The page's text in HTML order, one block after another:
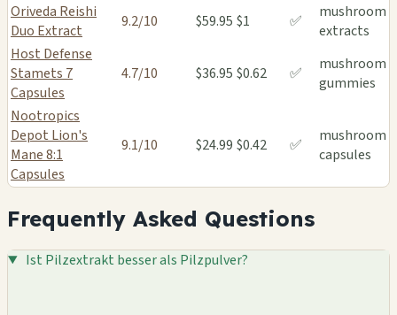
Oriveda Reishi
Duo Extract
9.2/10 $59.95 $1 ✅
mushroom
extracts
Host Defense
Stamets 7
Capsules
4.7/10 $36.95 $0.62 ✅
mushroom
gummies
Nootropics
Depot Lion's
Mane 8:1
Capsules
9.1/10 $24.99 $0.42 ✅
mushroom
capsules
Frequently Asked Questions
Ist Pilzextrakt besser als Pilzpulver?